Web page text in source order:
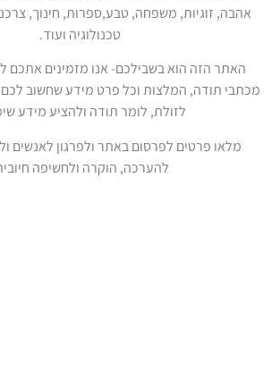
אהבה, זוגיות, משפחה, טבע,ספרות, חינוך,
טכנולוגיה ועוד.
האתר הזה הוא בשבילכם- אנו מזמינים אתכם
מכתבי תודה, המלצות וכל פרט מידע שחשוב
לזולת, לומר תודה ולהציע מידע
מלאו פרטים לפרסום באתר ולפרגון לאנשים
להערכה, הוקרה ולחשיפה